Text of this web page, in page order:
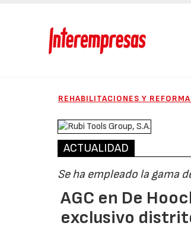
REHABILITACIONES Y
ACTUALIDAD
Se ha empleado la gama
AGC en De
exclusivo